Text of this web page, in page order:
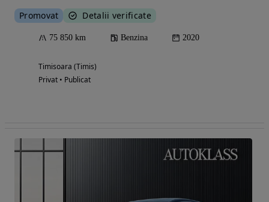
Promovat Detalii verificate
75 850 km Benzina 2020
Timisoara (Timis)
Privat • Publicat